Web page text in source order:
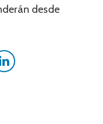
desde